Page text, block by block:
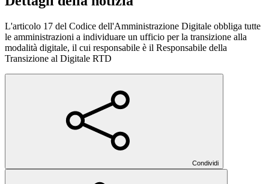
L'articolo 17 del Codice dell'Amministrazione Digitale obbliga tutte
le amministrazioni a individuare un ufficio per la transizione alla
modalità digitale, il cui responsabile è il Responsabile della
Transizione al Digitale RTD
Condividi